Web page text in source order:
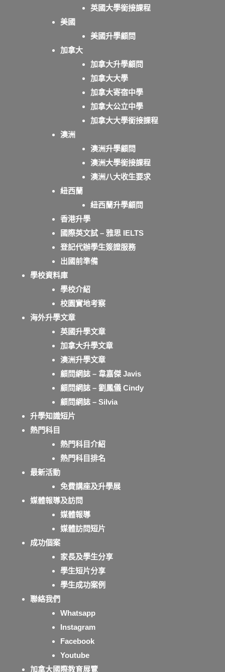
英國大學銜接課程
美國
美國升學顧問
加拿大
加拿大升學顧問
加拿大大學
加拿大寄宿中學
加拿大公立中學
加拿大大學銜接課程
澳洲
澳洲升學顧問
澳洲大學銜接課程
澳洲八大收生要求
紐西蘭
紐西蘭升學顧問
香港升學
國際英文試 – 雅思 IELTS
登記代辦學生簽證服務
出國前準備
學校資料庫
學校介紹
校園實地考察
海外升學文章
英國升學文章
加拿大升學文章
澳洲升學文章
顧問網誌 – 韋嘉傑 Javis
顧問網誌 – 劉鳳儀 Cindy
顧問網誌 – Silvia
升學知識短片
熱門科目
熱門科目介紹
熱門科目排名
最新活動
免費講座及升學展
媒體報導及訪問
媒體報導
媒體訪問短片
成功個案
家長及學生分享
學生短片分享
學生成功案例
聯絡我們
Whatsapp
Instagram
Facebook
Youtube
加拿大國際教育展覽